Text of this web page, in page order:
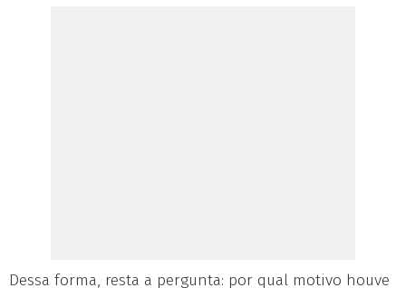
Dessa forma, resta a pergunta: por qual motivo houve